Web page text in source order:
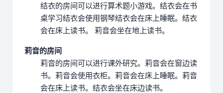
结衣的房间可以进行算术题小游戏。 结衣会在书
桌学习结衣会使用钢琴结衣会在床上睡眠。 结衣
会在床上读书。
莉音会坐在地上读书。
莉音的房间
莉音的房间可以进行课外研究。 莉音会在窗边读
书。 莉音会使用衣柜。 莉音会在床上睡眠。 莉音
会在床上读书。 结衣会坐在床边读书。